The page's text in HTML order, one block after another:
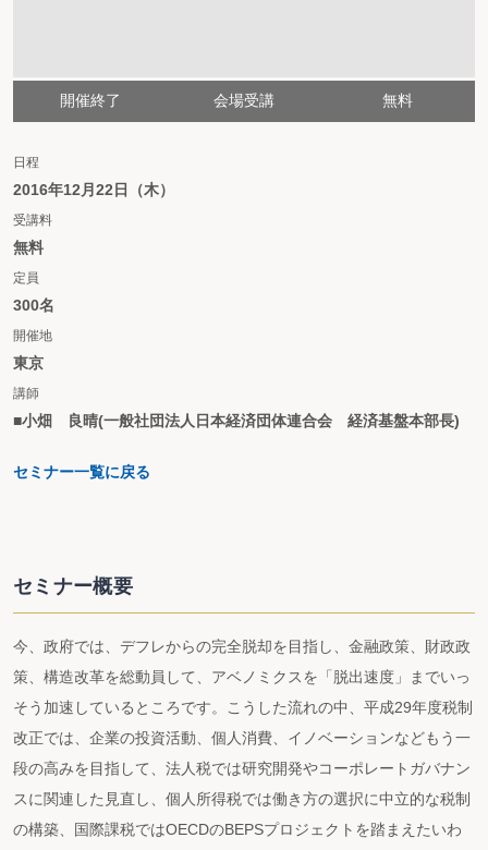
開催終了 会場受講 無料
日程
2016年12月22日（木）
受講料
無料
定員
300名
開催地
東京
講師
■小畑 良晴(一般社団法人日本経済団体連合会 経済基盤本部長)
セミナー一覧に戻る
セミナー概要
今、政府では、デフレからの完全脱却を目指し、金融政策、財政政
策、構造改革を総動員して、アベノミクスを「脱出速度」までいっ
そう加速しているところです。こうした流れの中、平成29年度税制
改正では、企業の投資活動、個人消費、イノベーションなどもう一
段の高みを目指して、法人税では研究開発やコーポレートガバナン
スに関連した見直し、個人所得税では働き方の選択に中立的な税制
の構築、国際課税ではOECDのBEPSプロジェクトを踏まえたいわ